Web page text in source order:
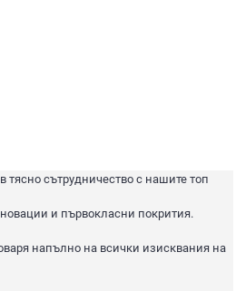
тясно сътрудничество с нашите топ
и първокласни покрития.
напълно на всички изисквания на